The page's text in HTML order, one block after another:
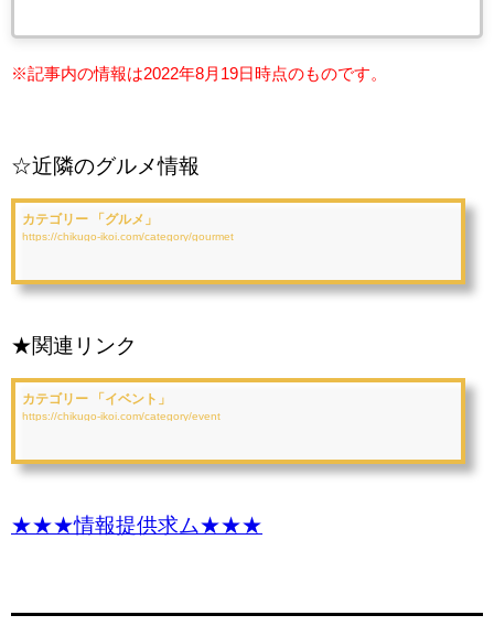
※記事内の情報は2022年8月19 日時点のものです。
☆近隣のグルメ情報
カテゴリー 「グルメ」
https://chikugo-ikoi.com/category/gourmet
★関連リンク
カテゴリー 「イベント」
https://chikugo-ikoi.com/category/event
★★★情報提供求ム★★★